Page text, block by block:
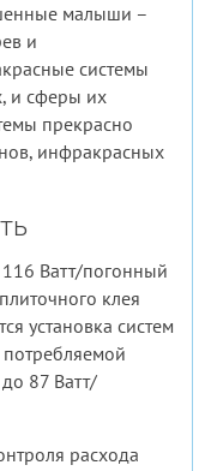
малыши –
и
системы
и сферы их
прекрасно
инфракрасных
Ватт/погонный
клея
установка систем
87 Ватт/
расхода